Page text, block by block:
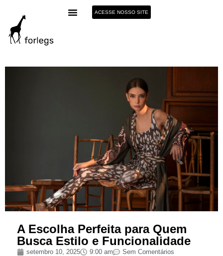
ACESSE NOSSO SITE
A Escolha Perfeita para Quem
Busca Estilo e Funcionalidade
setembro 10, 2025 9:00 am Sem Comentários